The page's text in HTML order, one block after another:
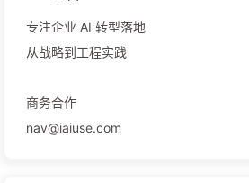
专注企业 AI 转型落地
从战略到工程实践
商务合作
nav@iaiuse.com